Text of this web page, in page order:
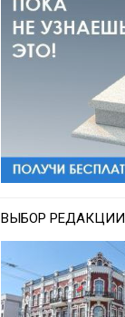
ВЫБОР РЕДАКЦИИ